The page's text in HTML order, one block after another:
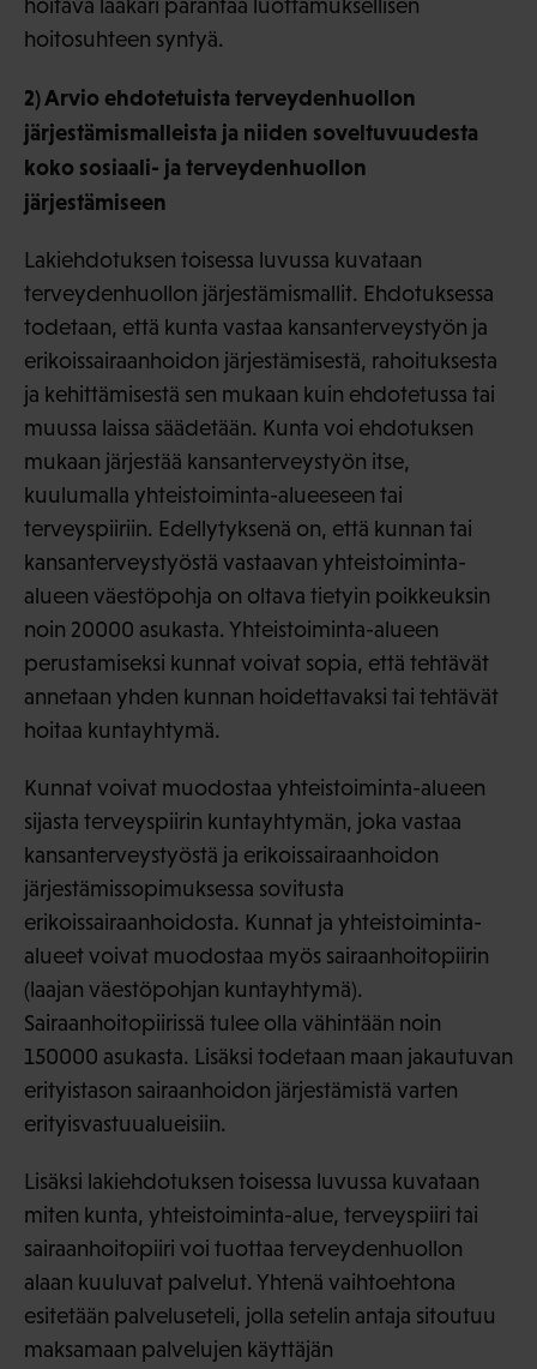
hoitava lääkäri parantaa luottamuksellisen
hoitosuhteen syntyä.
2) Arvio ehdotetuista terveydenhuollon
järjestämismalleista ja niiden soveltuvuudesta
koko sosiaali- ja terveydenhuollon
järjestämiseen
Lakiehdotuksen toisessa luvussa kuvataan
terveydenhuollon järjestämismallit. Ehdotuksessa
todetaan, että kunta vastaa kansanterveystyön ja
erikoissairaanhoidon järjestämisestä, rahoituksesta
ja kehittämisestä sen mukaan kuin ehdotetussa tai
muussa laissa säädetään. Kunta voi ehdotuksen
mukaan järjestää kansanterveystyön itse,
kuulumalla yhteistoiminta-alueeseen tai
terveyspiiriin. Edellytyksenä on, että kunnan tai
kansanterveystyöstä vastaavan yhteistoiminta-
alueen väestöpohja on oltava tietyin poikkeuksin
noin 20000 asukasta. Yhteistoiminta-alueen
perustamiseksi kunnat voivat sopia, että tehtävät
annetaan yhden kunnan hoidettavaksi tai tehtävät
hoitaa kuntayhtymä.
Kunnat voivat muodostaa yhteistoiminta-alueen
sijasta terveyspiirin kuntayhtymän, joka vastaa
kansanterveystyöstä ja erikoissairaanhoidon
järjestämissopimuksessa sovitusta
erikoissairaanhoidosta. Kunnat ja yhteistoiminta-
alueet voivat muodostaa myös sairaanhoitopiirin
(laajan väestöpohjan kuntayhtymä).
Sairaanhoitopiirissä tulee olla vähintään noin
150000 asukasta. Lisäksi todetaan maan jakautuvan
erityistason sairaanhoidon järjestämistä varten
erityisvastuualueisiin.
Lisäksi lakiehdotuksen toisessa luvussa kuvataan
miten kunta, yhteistoiminta-alue, terveyspiiri tai
sairaanhoitopiiri voi tuottaa terveydenhuollon
alaan kuuluvat palvelut. Yhtenä vaihtoehtona
esitetään palveluseteli, jolla setelin antaja sitoutuu
maksamaan palvelujen käyttäjän